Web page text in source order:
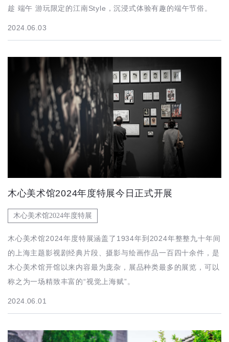
趁 端午 游玩限定的江南Style，沉浸式体验有趣的端午节俗。
2024.06.03
木心美术馆2024年度特展今日正式开展
木心美术馆2024年度特展
木心美术馆2024年度特展涵盖了1934年到2024年整整九十年间
的上海主题影视剧经典片段、摄影与绘画作品一百四十余件，是
木心美术馆开馆以来内容最为庞杂，展品种类最多的展览，可以
称之为一场精致丰富的“视觉上海赋”。
2024.06.01